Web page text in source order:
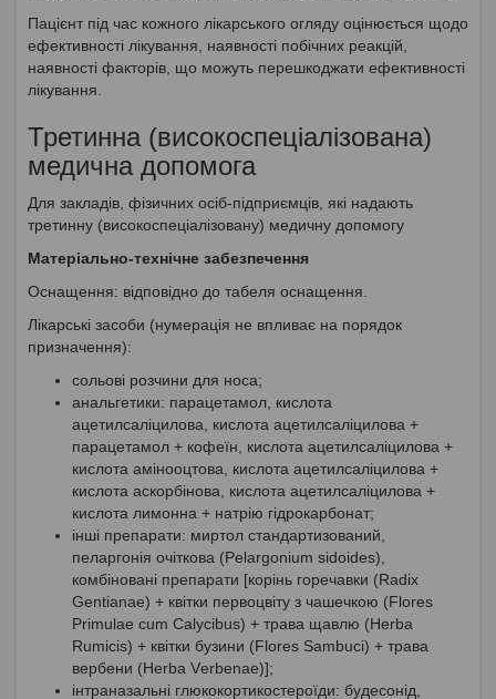
Пацієнт під час кожного лікарського огляду оцінюється щодо
ефективності лікування, наявності побічних реакцій,
наявності факторів, що можуть перешкоджати ефективності
лікування.
Третинна (високоспеціалізована)
медична допомога
Для закладів, фізичних осіб-підприємців, які надають
третинну (високоспеціалізовану) медичну допомогу
Матеріально-технічне забезпечення
Оснащення: відповідно до табеля оснащення.
Лікарські засоби (нумерація не впливає на порядок
призначення):
сольові розчини для носа;
анальгетики: парацетамол, кислота
ацетилсаліцилова, кислота ацетилсаліцилова +
парацетамол + кофеїн, кислота ацетилсаліцилова +
кислота амінооцтова, кислота ацетилсаліцилова +
кислота аскорбінова, кислота ацетилсаліцилова +
кислота лимонна + натрію гідрокарбонат;
інші препарати: миртол стандартизований,
пеларгонія очіткова (Pelargonium sidoides),
комбіновані препарати [корінь горечавки (Rаdіх
Gеntіаnае) + квітки первоцвіту з чашечкою (Flоrеs
Рrіmulае сum Саlyсіbus) + трава щавлю (Неrba
Rumісіs) + квітки бузини (Flоrеs Sаmbuсі) + трава
вербени (Неrbа Vеrbеnае)];
інтраназальні глюкокортикостероїди: будесонід,